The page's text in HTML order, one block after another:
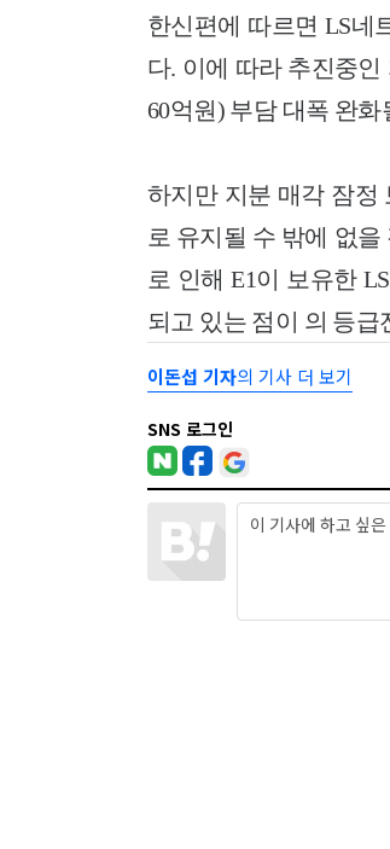
한신편에 따르면 LS네
다. 이에 따라 추진중
60억원) 부담 대폭 완
하지만 지분 매각 잠정
로 유지될 수 밖에 없
로 인해 E1이 보유한
되고 있는 점이 의 등급
이돈섭 기자의 기사 더 보기
SNS 로그인